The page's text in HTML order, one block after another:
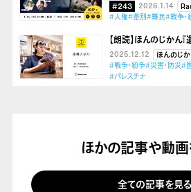
#243 2026.1.14
#人権#差別#難民#戦争・
【朗読】ほんのじかん
2025.12.12
ほんのじ
#戦争・紛争#災害・防災#
#パレスチナ
ほかの記事や動
全ての記事を見る